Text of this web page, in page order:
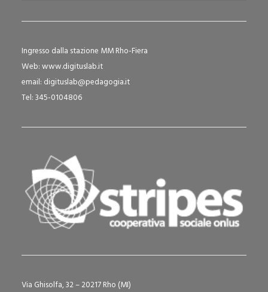
Ingresso dalla stazione MM Rho-Fiera
Web:www.digituslab.it
email: digituslab@pedagogia.it
Tel: 345-0104806
Via Ghisolfa, 32 – 20217 Rho (MI)